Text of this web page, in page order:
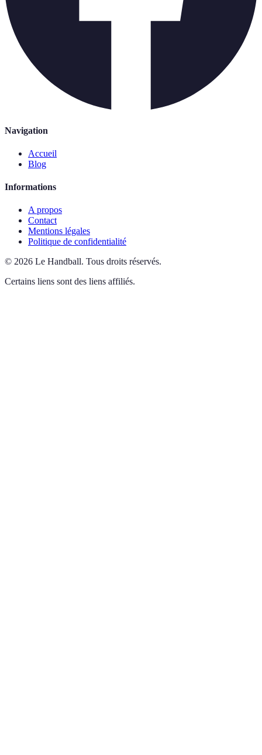
Navigation
Accueil
Blog
Informations
A propos
Contact
Mentions légales
Politique de confidentialité
© 2026 Le Handball. Tous droits réservés.
Certains liens sont des liens affiliés.